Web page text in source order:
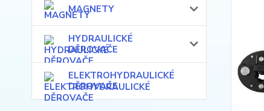
MAGNETY
HYDRAULICKÉ
DĚROVAČE
ELEKTROHYDRAULICKÉ
DĚROVAČE